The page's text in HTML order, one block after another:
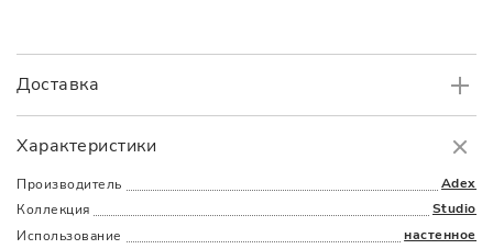
Характеристики
Производитель
Adex
Коллекция
Studio
Использование
настенное
Доставка
Доставка